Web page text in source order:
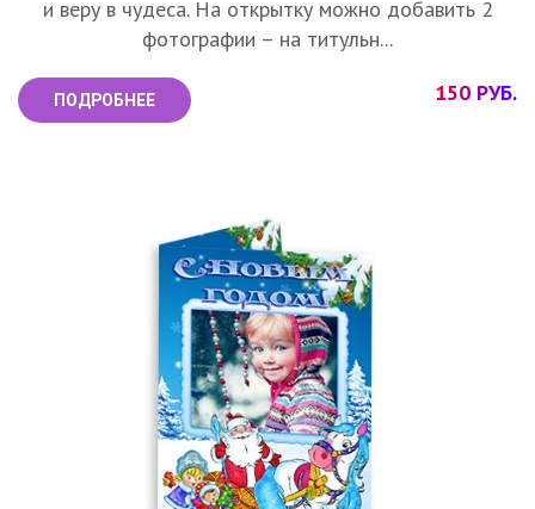
и веру в чудеса. На открытку можно добавить 2
фотографии – на титульн...
ПОДРОБНЕЕ 150 РУБ.